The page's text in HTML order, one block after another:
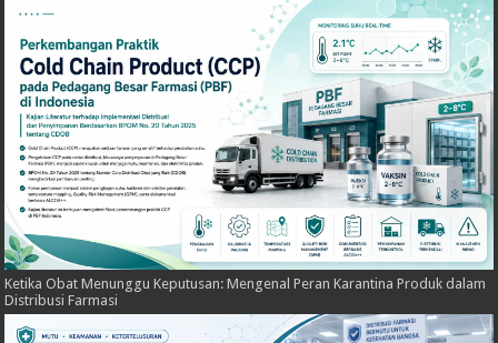
Ketika Obat Menunggu Keputusan: Mengenal Peran Karantina Produk dalam
Distribusi Farmasi